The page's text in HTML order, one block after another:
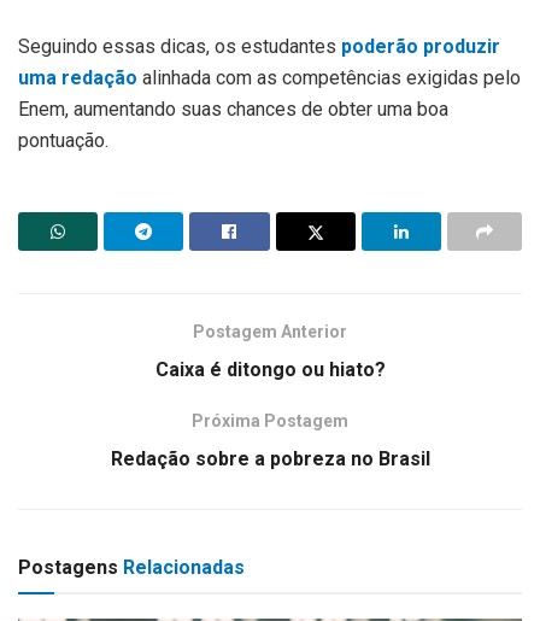
Seguindo essas dicas, os estudantes poderão produzir
uma redação alinhada com as competências exigidas pelo
Enem, aumentando suas chances de obter uma boa
pontuação.
Postagem Anterior
Caixa é ditongo ou hiato?
Próxima Postagem
Redação sobre a pobreza no Brasil
Postagens Relacionadas